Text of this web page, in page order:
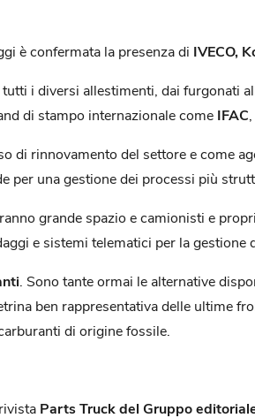
è confermata la presenza di IVECO,
tutti i diversi allestimenti, dai furgonati
di stampo internazionale come IFAC
di rinnovamento del settore e come
per una gestione dei processi più
grande spazio e camionisti e
e sistemi telematici per la gestione
. Sono tante ormai le alternative
ben rappresentativa delle ultime
di origine fossile.
Parts Truck del Gruppo